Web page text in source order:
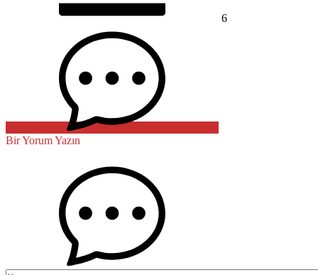
6
Bir Yorum Yazın